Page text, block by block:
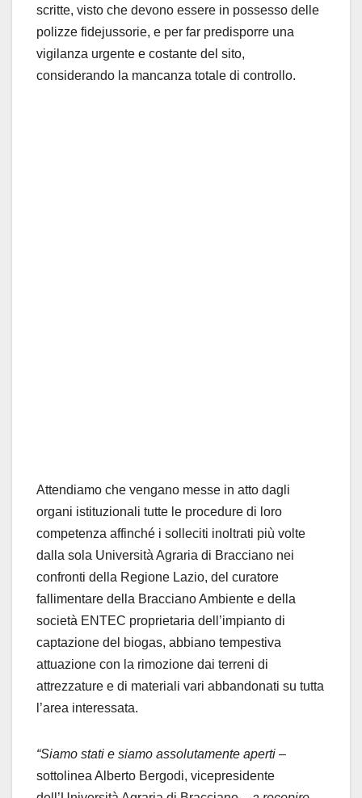
scritte, visto che devono essere in possesso delle
polizze fidejussorie, e per far predisporre una
vigilanza urgente e costante del sito,
considerando la mancanza totale di controllo.
Attendiamo che vengano messe in atto dagli
organi istituzionali tutte le procedure di loro
competenza affinché i solleciti inoltrati più volte
dalla sola Università Agraria di Bracciano nei
confronti della Regione Lazio, del curatore
fallimentare della Bracciano Ambiente e della
società ENTEC proprietaria dell’impianto di
captazione del biogas, abbiano tempestiva
attuazione con la rimozione dai terreni di
attrezzature e di materiali vari abbandonati su tutta
l’area interessata.
“Siamo stati e siamo assolutamente aperti –
sottolinea Alberto Bergodi, vicepresidente